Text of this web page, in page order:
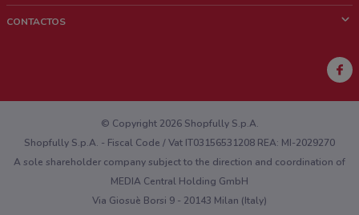
Trabaja con nosotros
Contacto comercial
CONTACTOS
¿Encontraste un problema en la web o en la aplicación?
© Copyright 2026 Shopfully S.p.A.
Shopfully S.p.A. - Fiscal Code / Vat IT03156531208 REA: MI-2029270
A sole shareholder company subject to the direction and coordination of
MEDIA Central Holding GmbH
Via Giosuè Borsi 9 - 20143 Milan (Italy)